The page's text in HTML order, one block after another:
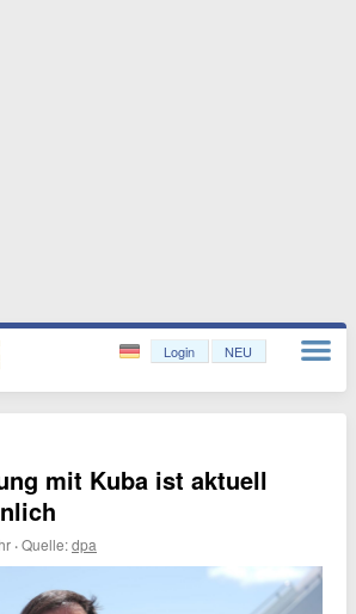
Login NEU
mit Kuba ist aktuell
·Quelle:dpa